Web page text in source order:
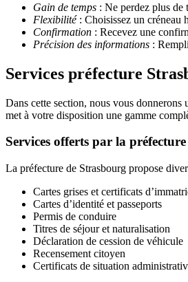
Gain de temps : Ne perdez plus de
Flexibilité: Choisissez un créneau
Confirmation : Recevez une
Précision des informations :
Services préfecture
Dans cette section, nous vous donnerons
met à votre disposition une gamme
Services offerts par la
La préfecture de Strasbourg propose
Cartes grises et certificats
Cartes d’identité et passeports
Permis de conduire
Titres de séjour et naturalisation
Déclaration de cession de véhicule
Recensement citoyen
Certificats de situation